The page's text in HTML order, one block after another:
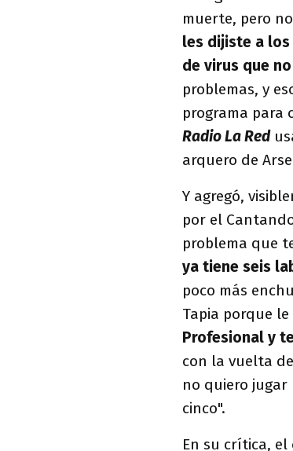
muerte, pero
les dijiste a
de virus que
problemas, y
programa para
Radio La Red
arquero de
Y agregó,
por el
problema que
ya tiene seis
poco más
Tapia porque le
Profesional y
con la vuelta
no quiero jugar
cinco".
En su crítica,